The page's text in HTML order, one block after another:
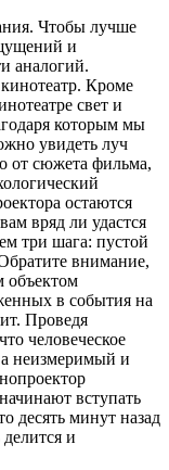
Чтобы лучше
и
аналогий.
Кроме
свет и
которым мы
увидеть луч
от сюжета фильма,
остаются
вряд ли удастся
три шага: пустой
внимание,
объектом
в события на
Проведя
человеческое
неизмеримый и
вступать
десять минут назад
и